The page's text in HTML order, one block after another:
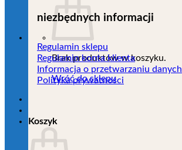
Brak produktów w koszyku.
Wróć do sklepu
Koszyk
niezbędnych informacji
Regulamin sklepu
Regulamin konta klienta
Informacja o przetwarzaniu danych
Polityka prywatności